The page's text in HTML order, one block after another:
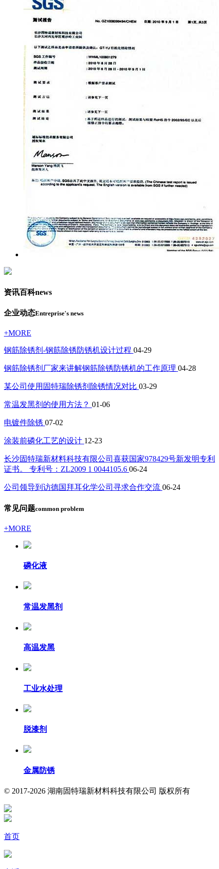
资讯百科news
企业动态Entreprise's news
+MORE
钢筋除锈剂-钢筋除锈防锈机设计过程 04-29
钢筋除锈剂厂家来讲解钢筋除锈防锈机的工作原理 04-28
某公司使用固特瑞除锈剂除锈情况对比 03-29
常温发黑剂的使用方法？ 01-06
电镀件除锈 07-02
涂装前磷化工艺的设计 12-23
长沙固特瑞新材料科技有限公司喜获国家978429号新发明专利
证书。 专利号：ZL2009 1 0044105.6 06-24
公司领导到访德国拜耳化学公司寻求合作交流 06-24
常见问题common problem
+MORE
磷化液
常温发黑剂
高温发黑
工业水处理
脱漆剂
金属防锈
© 2017-2026 湖南固特瑞新材料科技有限公司 版权所有
首页